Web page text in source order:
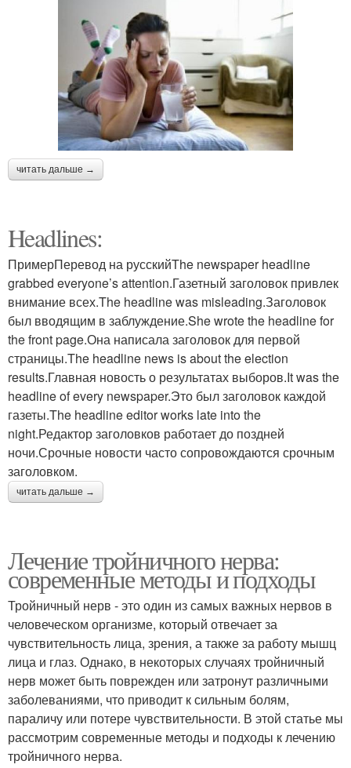
читать дальше →
Headlines:
ПримерПеревод на русскийThe newspaper headline
grabbed everyone’s attention.Газетный заголовок привлек
внимание всех.The headline was misleading.Заголовок
был вводящим в заблуждение.She wrote the headline for
the front page.Она написала заголовок для первой
страницы.The headline news is about the election
results.Главная новость о результатах выборов.It was the
headline of every newspaper.Это был заголовок каждой
газеты.The headline editor works late into the
night.Редактор заголовков работает до поздней
ночи.Срочные новости часто сопровождаются срочным
заголовком.
читать дальше →
Лечение тройничного нерва:
современные методы и подходы
Тройничный нерв - это один из самых важных нервов в
человеческом организме, который отвечает за
чувствительность лица, зрения, а также за работу мышц
лица и глаз. Однако, в некоторых случаях тройничный
нерв может быть поврежден или затронут различными
заболеваниями, что приводит к сильным болям,
параличу или потере чувствительности. В этой статье мы
рассмотрим современные методы и подходы к лечению
тройничного нерва.